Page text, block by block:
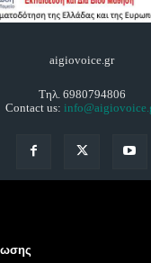
aigiovoice.gr
Τηλ. 6980794806
Contact us: